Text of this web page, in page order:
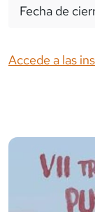
Fecha de
Accede a las